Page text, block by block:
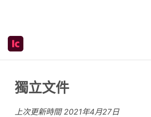
獨立文件
上次更新時間2021年4月27日